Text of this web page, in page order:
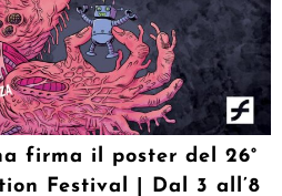
firma il poster del 26°
Festival | Dal 3 all’8